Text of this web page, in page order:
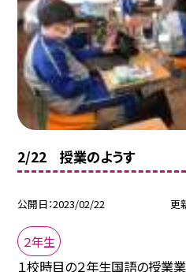
2/22 授業のようす
公開日 2023/02/22 更
２年生
１校時目の２年生国語の授業業